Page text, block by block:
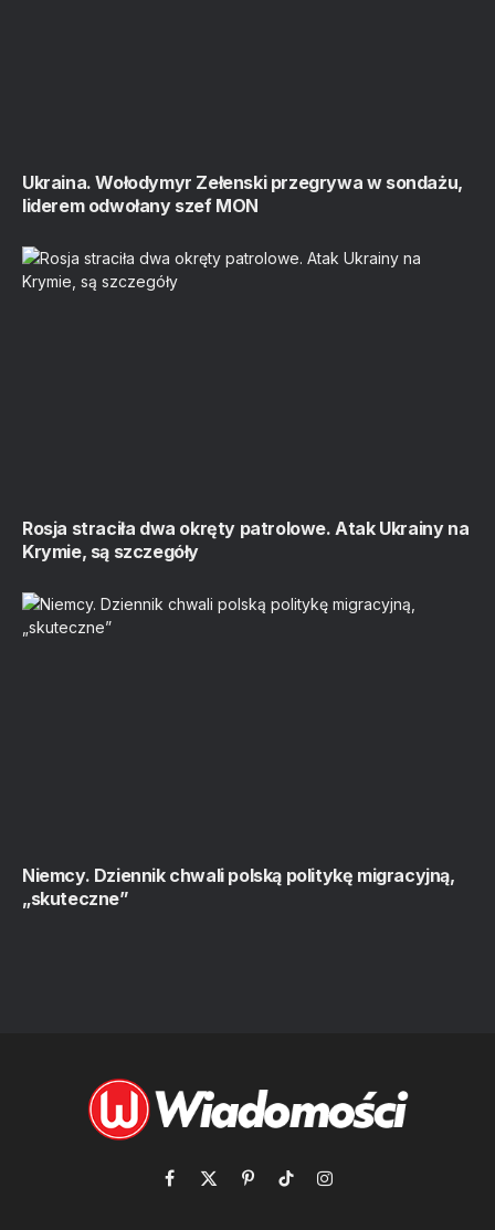
Ukraina. Wołodymyr Zełenski przegrywa w sondażu,
liderem odwołany szef MON
Rosja straciła dwa okręty patrolowe. Atak Ukrainy na
Krymie, są szczegóły
Niemcy. Dziennik chwali polską politykę migracyjną,
„skuteczne”
Facebook
X
PinterestTikTokInstagram